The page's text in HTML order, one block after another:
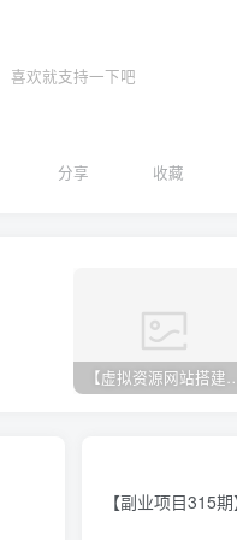
喜欢就支持一下吧
分享 收藏
【副业项目315